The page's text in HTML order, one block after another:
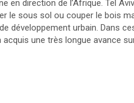
en direction de l’Afrique. Tel
le sous sol ou couper le bois
développement urbain. Dans
une très longue avance